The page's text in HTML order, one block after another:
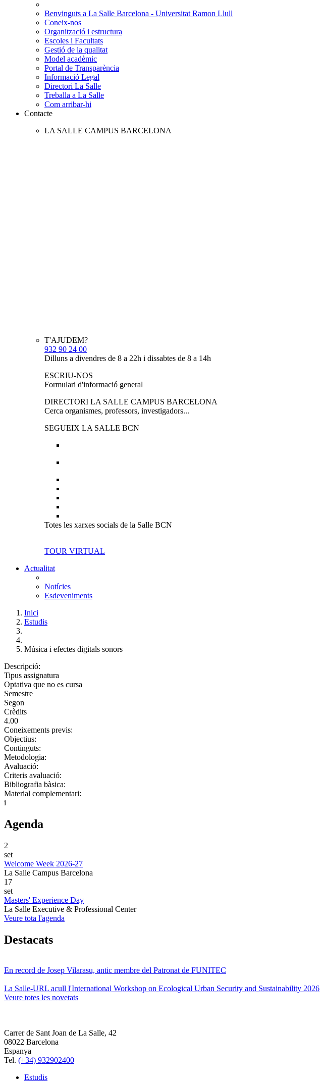
Benvinguts a La Salle Barcelona - Universitat Ramon Llull
Coneix-nos
Organització i estructura
Escoles i Facultats
Gestió de la qualitat
Model acadèmic
Portal de Transparència
Informació Legal
Directori La Salle
Treballa a La Salle
Com arribar-hi
Contacte
LA SALLE CAMPUS BARCELONA
T'AJUDEM?
932 90 24 00
Dilluns a divendres de 8 a 22h i dissabtes de 8 a 14h
ESCRIU-NOS
Formulari d'informació general
DIRECTORI LA SALLE CAMPUS BARCELONA
Cerca organismes, professors, investigadors...
SEGUEIX LA SALLE BCN
Totes les xarxes socials de la Salle BCN
TOUR VIRTUAL
Actualitat
Notícies
Esdeveniments
Inici
Estudis
Música i efectes digitals sonors
Descripció:
Tipus assignatura
Optativa que no es cursa
Semestre
Segon
Crèdits
4.00
Coneixements previs:
Objectius:
Continguts:
Metodologia:
Avaluació:
Criteris avaluació:
Bibliografia bàsica:
Material complementari:
i
Agenda
2
set
Welcome Week 2026-27
La Salle Campus Barcelona
17
set
Masters' Experience Day
La Salle Executive & Professional Center
Veure tota l'agenda
Destacats
En record de Josep Vilarasu, antic membre del Patronat de FUNITEC
La Salle-URL acull l'International Workshop on Ecological Urban Security and Sustainability 2026
Veure totes les novetats
Carrer de Sant Joan de La Salle, 42
08022 Barcelona
Espanya
Tel. (+34) 932902400
Estudis